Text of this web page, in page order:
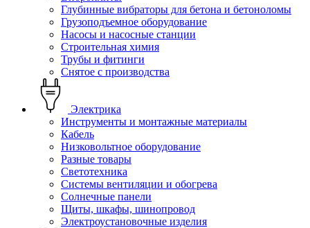
Глубинные вибраторы для бетона и бетоноломы
Грузоподъемное оборудование
Насосы и насосные станции
Строительная химия
Трубы и фитинги
Снятое с производства
Электрика
Инструменты и монтажные материалы
Кабель
Низковольтное оборудование
Разные товары
Светотехника
Системы вентиляции и обогрева
Солнечные панели
Щиты, шкафы, шинопровод
Электроустановочные изделия